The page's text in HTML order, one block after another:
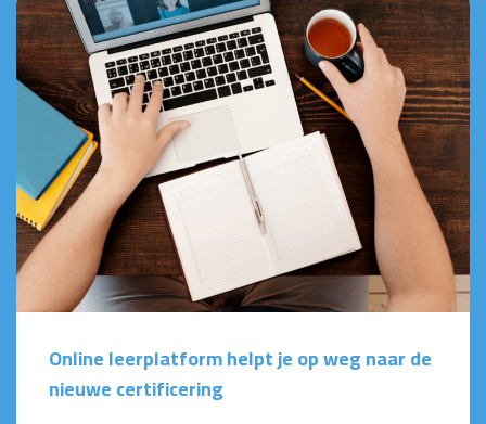
Online leerplatform helpt je op weg naar de
nieuwe certificering